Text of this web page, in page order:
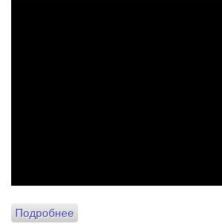
Подробнее